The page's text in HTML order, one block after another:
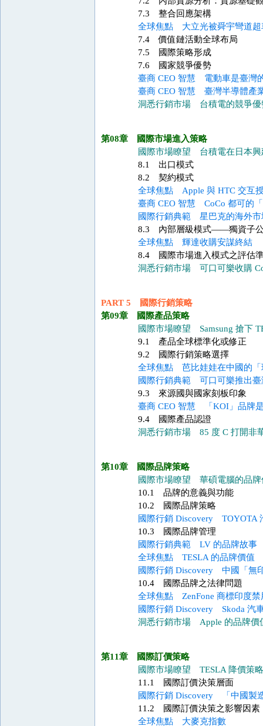
7.3 整合回應架構
全球焦點 大立光被舜宇彎道超
7.4 價值鏈活動全球布局
7.5 國際策略形成
7.6 國家競爭優勢
臺商 CEO 智慧 電動車是臺灣
臺商 CEO 智慧 臺灣半導體產
洞悉行銷市場 台積電的競爭優
第08章 國際市場進入策略
國際市場瞭望 台積電在日本興
8.1 出口模式
8.2 契約模式
全球焦點 Apple 與 HTC 交互
臺商 CEO 智慧 CoCo 都可的
國際行銷典範 星巴克的海外市
8.3 內部層級模式——獨資子
全球焦點 輝達收購安謀終結
8.4 國際市場進入模式之評估
洞悉行銷市場 可口可樂收購
PART 5 國際行銷策略
第09章 國際產品策略
國際市場瞭望 Samsung 搶下
9.1 產品全球標準化或修正
9.2 國際行銷策略選擇
全球焦點 芭比娃娃在中國的「
國際行銷典範 可口可樂推出臺
9.3 來源國與國家刻板印象
臺商 CEO 智慧 「KOI」品牌
9.4 國際產品認證
洞悉行銷市場 85 度 C 打開非
第10章 國際品牌策略
國際市場瞭望 華碩電腦的品牌
10.1 品牌的意義與功能
10.2 國際品牌策略
國際行銷 Discovery TOYOTA
10.3 國際品牌管理
國際行銷典範 LV 的品牌故事
全球焦點 TESLA 的品牌價值
國際行銷 Discovery 中國「無
10.4 國際品牌之法律問題
全球焦點 ZenFone 商標印度禁
國際行銷 Discovery Skoda 汽
洞悉行銷市場 Apple 的品牌價
第11章 國際訂價策略
國際市場瞭望 TESLA 降價策
11.1 國際訂價決策層面
國際行銷 Discovery 「中國製
11.2 國際訂價決策之影響因素
全球焦點 大麥克指數